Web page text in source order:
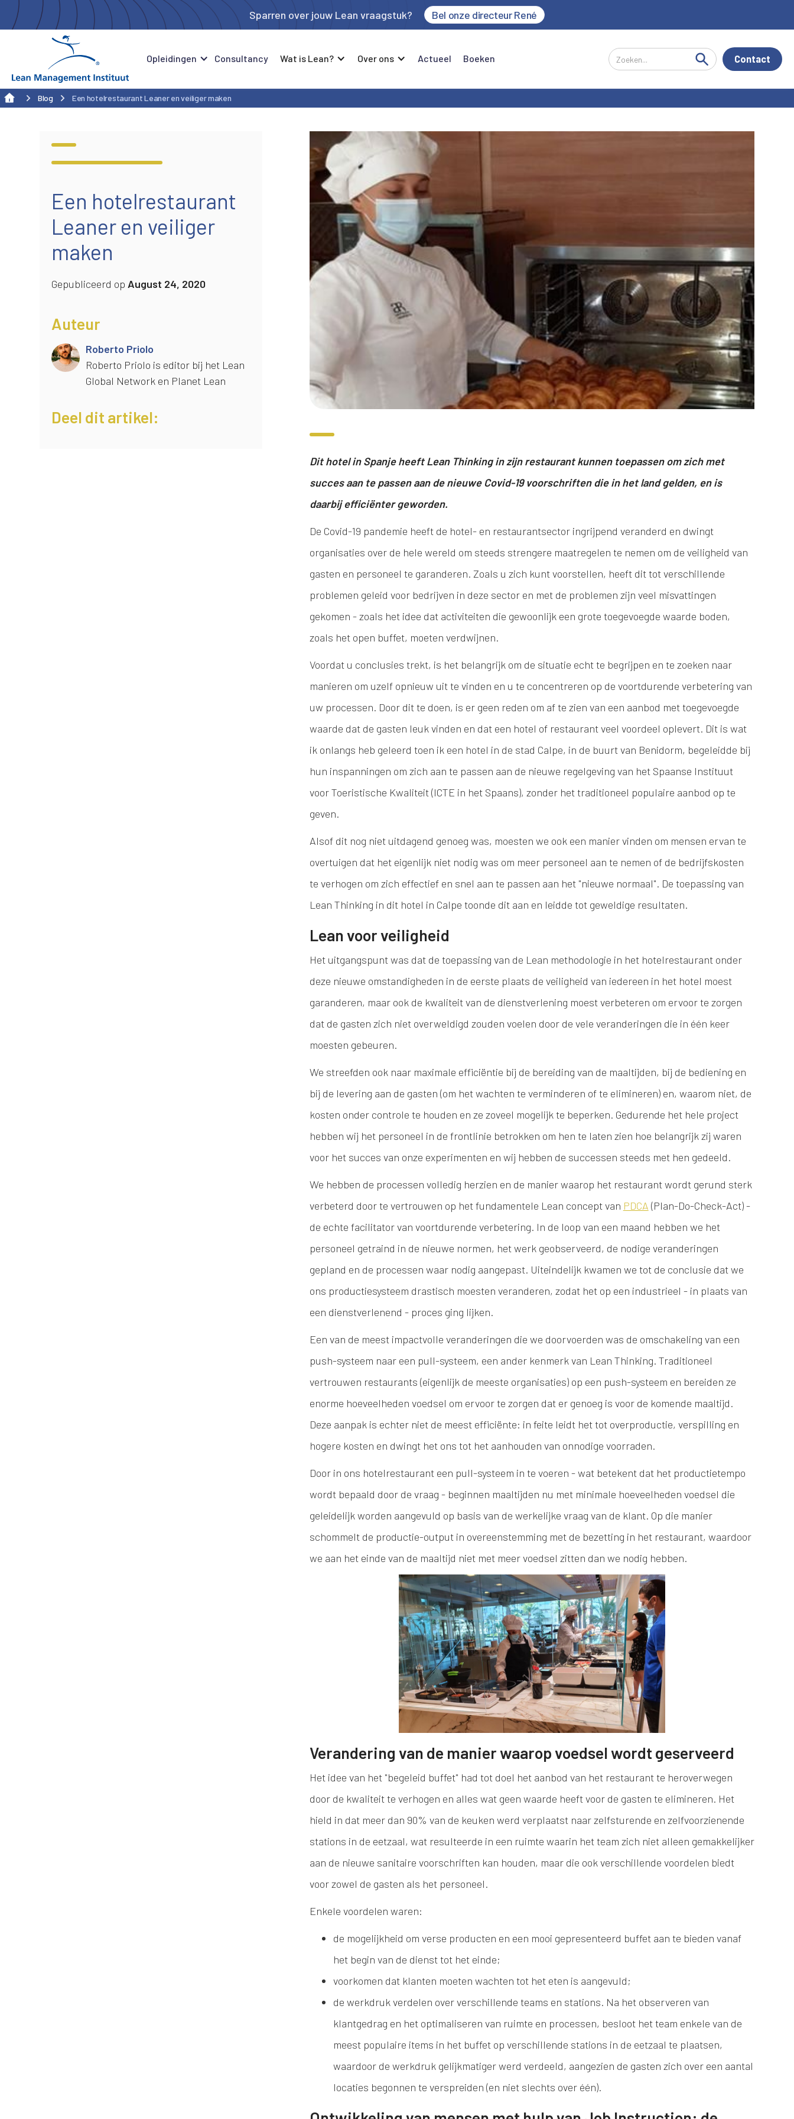
Sparren over jouw Lean vraagstuk? Bel onze directeur René
Opleidingen Consultancy Wat is Lean? Over ons Actueel Boeken Contact
Blog Een hotelrestaurant Leaner en veiliger maken
Alle blogs
Een hotelrestaurant
Leaner en veiliger
maken
Gepubliceerd op August 24, 2020
Auteur
Roberto Priolo
Roberto Priolo is editor bij het Lean
Global Network en Planet Lean
Deel dit artikel:
Dit hotel in Spanje heeft Lean Thinking in zijn restaurant kunnen toepassen om zich met
succes aan te passen aan de nieuwe Covid-19 voorschriften die in het land gelden, en is
daarbij efficiënter geworden.
De Covid-19 pandemie heeft de hotel- en restaurantsector ingrijpend veranderd en dwingt
organisaties over de hele wereld om steeds strengere maatregelen te nemen om de veiligheid van
gasten en personeel te garanderen. Zoals u zich kunt voorstellen, heeft dit tot verschillende
problemen geleid voor bedrijven in deze sector en met de problemen zijn veel misvattingen
gekomen - zoals het idee dat activiteiten die gewoonlijk een grote toegevoegde waarde boden,
zoals het open buffet, moeten verdwijnen.
Voordat u conclusies trekt, is het belangrijk om de situatie echt te begrijpen en te zoeken naar
manieren om uzelf opnieuw uit te vinden en u te concentreren op de voortdurende verbetering van
uw processen. Door dit te doen, is er geen reden om af te zien van een aanbod met toegevoegde
waarde dat de gasten leuk vinden en dat een hotel of restaurant veel voordeel oplevert. Dit is wat
ik onlangs heb geleerd toen ik een hotel in de stad Calpe, in de buurt van Benidorm, begeleidde bij
hun inspanningen om zich aan te passen aan de nieuwe regelgeving van het Spaanse Instituut
voor Toeristische Kwaliteit (ICTE in het Spaans), zonder het traditioneel populaire aanbod op te
geven.
Alsof dit nog niet uitdagend genoeg was, moesten we ook een manier vinden om mensen ervan te
overtuigen dat het eigenlijk niet nodig was om meer personeel aan te nemen of de bedrijfskosten
te verhogen om zich effectief en snel aan te passen aan het "nieuwe normaal". De toepassing van
Lean Thinking in dit hotel in Calpe toonde dit aan en leidde tot geweldige resultaten.
Lean voor veiligheid
Het uitgangspunt was dat de toepassing van de Lean methodologie in het hotelrestaurant onder
deze nieuwe omstandigheden in de eerste plaats de veiligheid van iedereen in het hotel moest
garanderen, maar ook de kwaliteit van de dienstverlening moest verbeteren om ervoor te zorgen
dat de gasten zich niet overweldigd zouden voelen door de vele veranderingen die in één keer
moesten gebeuren.
We streefden ook naar maximale efficiëntie bij de bereiding van de maaltijden, bij de bediening en
bij de levering aan de gasten (om het wachten te verminderen of te elimineren) en, waarom niet, de
kosten onder controle te houden en ze zoveel mogelijk te beperken. Gedurende het hele project
hebben wij het personeel in de frontlinie betrokken om hen te laten zien hoe belangrijk zij waren
voor het succes van onze experimenten en wij hebben de successen steeds met hen gedeeld.
We hebben de processen volledig herzien en de manier waarop het restaurant wordt gerund sterk
verbeterd door te vertrouwen op het fundamentele Lean concept van PDCA (Plan-Do-Check-Act) -
de echte facilitator van voortdurende verbetering. In de loop van een maand hebben we het
personeel getraind in de nieuwe normen, het werk geobserveerd, de nodige veranderingen
gepland en de processen waar nodig aangepast. Uiteindelijk kwamen we tot de conclusie dat we
ons productiesysteem drastisch moesten veranderen, zodat het op een industrieel - in plaats van
een dienstverlenend - proces ging lijken.
Een van de meest impactvolle veranderingen die we doorvoerden was de omschakeling van een
push-systeem naar een pull-systeem, een ander kenmerk van Lean Thinking. Traditioneel
vertrouwen restaurants (eigenlijk de meeste organisaties) op een push-systeem en bereiden ze
enorme hoeveelheden voedsel om ervoor te zorgen dat er genoeg is voor de komende maaltijd.
Deze aanpak is echter niet de meest efficiënte: in feite leidt het tot overproductie, verspilling en
hogere kosten en dwingt het ons tot het aanhouden van onnodige voorraden.
Door in ons hotelrestaurant een pull-systeem in te voeren - wat betekent dat het productietempo
wordt bepaald door de vraag - beginnen maaltijden nu met minimale hoeveelheden voedsel die
geleidelijk worden aangevuld op basis van de werkelijke vraag van de klant. Op die manier
schommelt de productie-output in overeenstemming met de bezetting in het restaurant, waardoor
we aan het einde van de maaltijd niet met meer voedsel zitten dan we nodig hebben.
Verandering van de manier waarop voedsel wordt geserveerd
Het idee van het "begeleid buffet" had tot doel het aanbod van het restaurant te heroverwegen
door de kwaliteit te verhogen en alles wat geen waarde heeft voor de gasten te elimineren. Het
hield in dat meer dan 90% van de keuken werd verplaatst naar zelfsturende en zelfvoorzienende
stations in de eetzaal, wat resulteerde in een ruimte waarin het team zich niet alleen gemakkelijker
aan de nieuwe sanitaire voorschriften kan houden, maar die ook verschillende voordelen biedt
voor zowel de gasten als het personeel.
Enkele voordelen waren:
de mogelijkheid om verse producten en een mooi gepresenteerd buffet aan te bieden vanaf
het begin van de dienst tot het einde;
voorkomen dat klanten moeten wachten tot het eten is aangevuld;
de werkdruk verdelen over verschillende teams en stations. Na het observeren van
klantgedrag en het optimaliseren van ruimte en processen, besloot het team enkele van de
meest populaire items in het buffet op verschillende stations in de eetzaal te plaatsen,
waardoor de werkdruk gelijkmatiger werd verdeeld, aangezien de gasten zich over een aantal
locaties begonnen te verspreiden (en niet slechts over één).